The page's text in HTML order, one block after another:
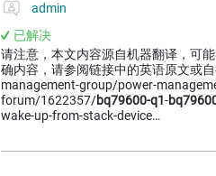
admin
已解决
请注意，本文内容源自机器翻译，可
确内容，请参阅链接中的英语原文或
management-group/power-
forum/1622357/bq79600-q1-
wake-up-from-stack-device…